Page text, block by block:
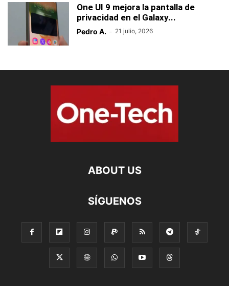
One UI 9 mejora la pantalla de
privacidad en el Galaxy...
Pedro A. - 21 julio, 2026
ABOUT US
SÍGUENOS